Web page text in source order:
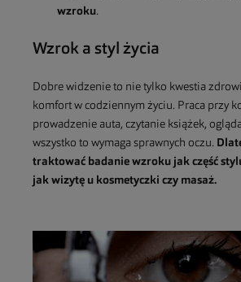
wzroku.
Wzrok a styl życia
Dobre widzenie to nie tylko kwestia
komfort w codziennym życiu. Praca przy
prowadzenie auta, czytanie książek,
wszystko to wymaga sprawnych oczu.
traktować badanie wzroku jak część
jak wizytę u kosmetyczki czy masaż.